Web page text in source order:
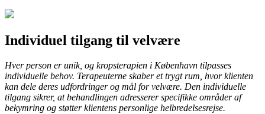
Individuel tilgang til velvære
Hver person er unik, og kropsterapien i København tilpasses
individuelle behov. Terapeuterne skaber et trygt rum, hvor klienten
kan dele deres udfordringer og mål for velvære. Den individuelle
tilgang sikrer, at behandlingen adresserer specifikke områder af
bekymring og støtter klientens personlige helbredelsesrejse.